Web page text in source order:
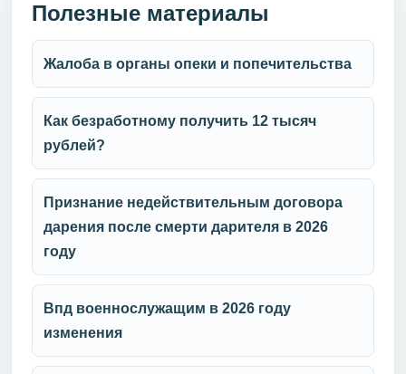
Полезные материалы
Жалоба в органы опеки и попечительства
Как безработному получить 12 тысяч
рублей?
Признание недействительным договора
дарения после смерти дарителя в 2026
году
Впд военнослужащим в 2026 году
изменения